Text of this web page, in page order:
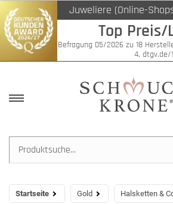
Juweliere (Online-
Top
Befragung 05/2026 zu 18
4, dtgv.de/
Startseite Gold Halsketten &